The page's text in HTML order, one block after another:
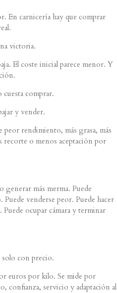
En carnicería hay que comprar
victoria.
El coste inicial parece menor. Y
comprar.
y vender.
peor rendimiento, más grasa, más
recorte o menos aceptación por
generar más merma. Puede
Puede venderse peor. Puede hacer
ocupar cámara y terminar
solo con precio.
euros por kilo. Se mide por
confianza, servicio y adaptación al